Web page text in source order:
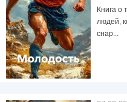
Книга о
людей,
снар...